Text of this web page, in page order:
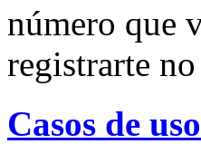
número que
registrarte
Casos de